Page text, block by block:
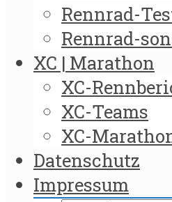
Rennrad-
Rennrad-
XC | Marathon
XC-
XC-Teams
XC-
Datenschutz
Impressum